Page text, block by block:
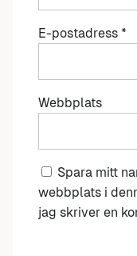
E-postadress *
Webbplats
Spara mitt
webbplats i
jag skriver en